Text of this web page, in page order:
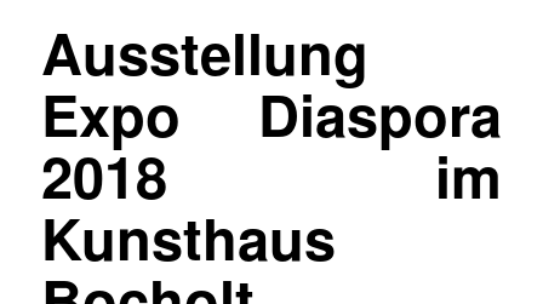
Ausstellung
Expo Diaspora
2018 im
Kunsthaus